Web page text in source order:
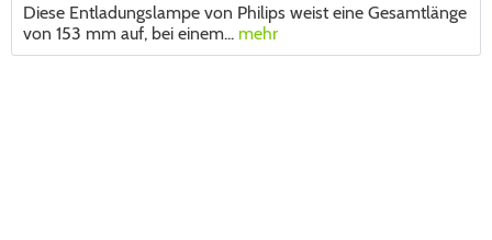
Diese Entladungslampe von Philips weist eine Gesamtlänge
von 153 mm auf, bei einem... mehr